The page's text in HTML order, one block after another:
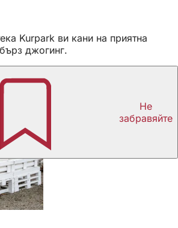
Kurpark ви кани на приятна
джогинг.
Не
забравяйте